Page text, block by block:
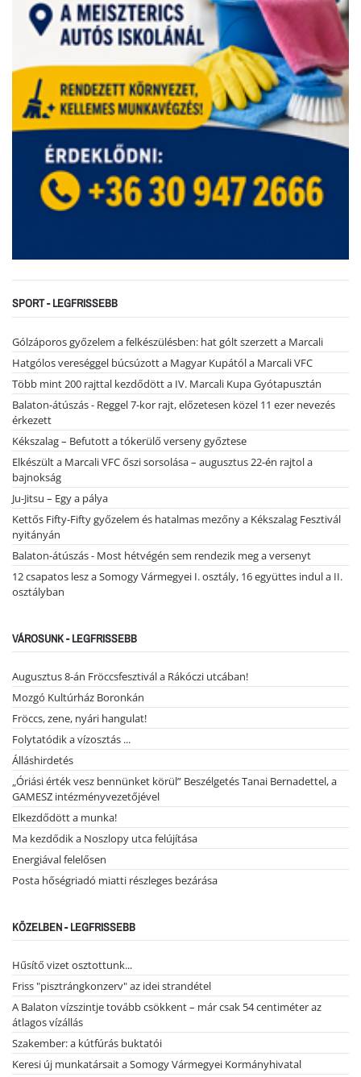
SPORT - LEGFRISSEBB
Gólzáporos győzelem a felkészülésben: hat gólt szerzett a Marcali
Hatgólos vereséggel búcsúzott a Magyar Kupától a Marcali VFC
Több mint 200 rajttal kezdődött a IV. Marcali Kupa Gyótapusztán
Balaton-átúszás - Reggel 7-kor rajt, előzetesen közel 11 ezer nevezés
érkezett
Kékszalag – Befutott a tókerülő verseny győztese
Elkészült a Marcali VFC őszi sorsolása – augusztus 22-én rajtol a
bajnokság
Ju-Jitsu – Egy a pálya
Kettős Fifty-Fifty győzelem és hatalmas mezőny a Kékszalag Fesztivál
nyitányán
Balaton-átúszás - Most hétvégén sem rendezik meg a versenyt
12 csapatos lesz a Somogy Vármegyei I. osztály, 16 együttes indul a II.
osztályban
VÁROSUNK - LEGFRISSEBB
Augusztus 8-án Fröccsfesztivál a Rákóczi utcában!
Mozgó Kultúrház Boronkán
Fröccs, zene, nyári hangulat!
Folytatódik a vízosztás ...
Álláshirdetés
„Óriási érték vesz bennünket körül” Beszélgetés Tanai Bernadettel, a
GAMESZ intézményvezetőjével
Elkezdődött a munka!
Ma kezdődik a Noszlopy utca felújítása
Energiával felelősen
Posta hőségriadó miatti részleges bezárása
KÖZELBEN - LEGFRISSEBB
Hűsítő vizet osztottunk...
Friss "pisztrángkonzerv" az idei strandétel
A Balaton vízszintje tovább csökkent – már csak 54 centiméter az
átlagos vízállás
Szakember: a kútfúrás buktatói
Keresi új munkatársait a Somogy Vármegyei Kormányhivatal